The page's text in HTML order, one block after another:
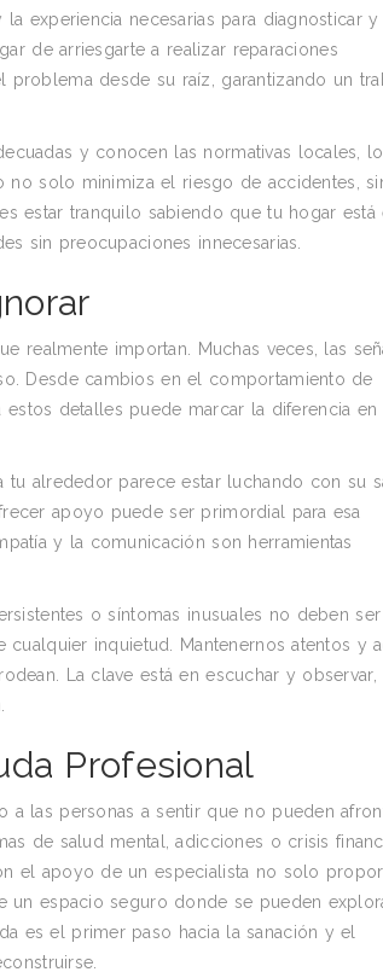
experiencia necesarias para diagnosticar y
de arriesgarte a realizar reparaciones
desde su raíz, garantizando un
y conocen las normativas locales,
no solo minimiza el riesgo de accidentes,
estar tranquilo sabiendo que tu hogar está
sin preocupaciones innecesarias.
realmente importan. Muchas veces, las
Desde cambios en el comportamiento de
detalles puede marcar la diferencia en
tu alrededor parece estar luchando con su
apoyo puede ser primordial para esa
y la comunicación son herramientas
o síntomas inusuales no deben ser
inquietud. Mantenernos atentos y
La clave está en escuchar y observar,
Profesional
a las personas a sentir que no pueden
de salud mental, adicciones o crisis
el apoyo de un especialista no solo
un espacio seguro donde se pueden
es el primer paso hacia la sanación y el